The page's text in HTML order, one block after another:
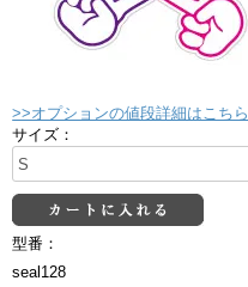
>>オプションの値段詳細はこちら
サイズ：
型番：
seal128